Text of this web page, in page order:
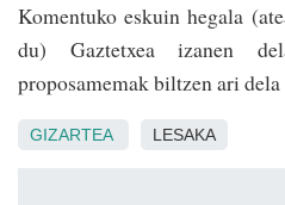
Komentuko eskuin hegala
du) Gaztetxea izanen
proposamemak biltzen ari
GIZARTEA LESAKA